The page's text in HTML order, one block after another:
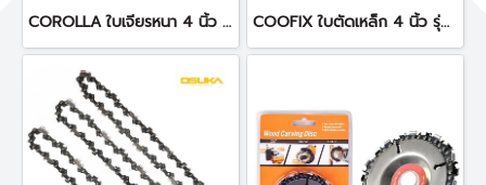
COROLLA ใบเจียรหนา 4 นิ้ว 4x6 ใบเจียรตราผึ้ง( 25 ใบ) COOFIX ใบตัดเหล็ก 4 นิ้ว รุ่น CFA-27001FS หนึ่งกล่อง 50 ใบ